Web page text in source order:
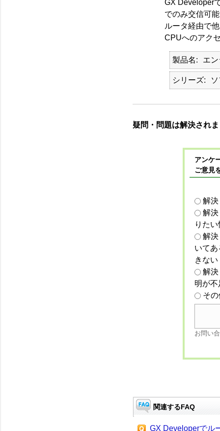
GX Developer
でのみ交信可
ルータ経由で
CPUへのアク
製品名 エ
シリーズ
疑問・問題は解決され
アンケ
ご意見
解
解
りた
解
いて
きない
解
明が
そ
お問い
関連するFAQ
GX Developerでル